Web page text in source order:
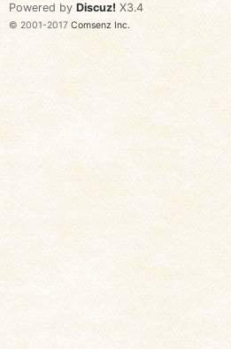
Powered by Discuz! X3.4
© 2001-2017 Comsenz Inc.